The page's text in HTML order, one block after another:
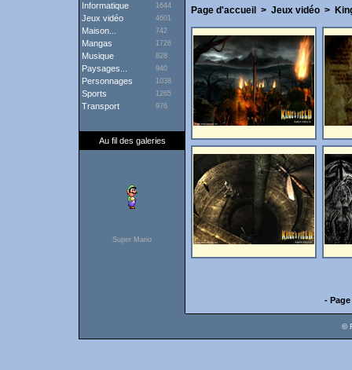
Informatique 1644
Jeux vidéo 4601
Maison... 742
Mangas 1726
Musique 828
Paysages... 940
Personnages 1038
Sports 1265
Transport 976
Au fil des galeries
Super Mario
Page d'accueil > Jeux vidéo >
-
©